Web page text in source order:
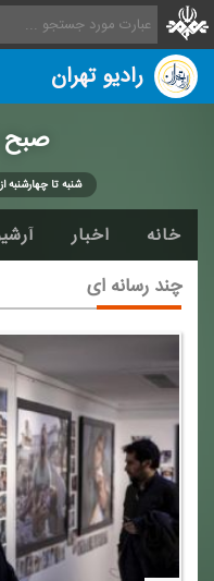
رادیو تهران
صبح
شنبه تا چهارشنبه از ساعت ۰۶:۰۰
خانه اخبار
چند رسانه ای